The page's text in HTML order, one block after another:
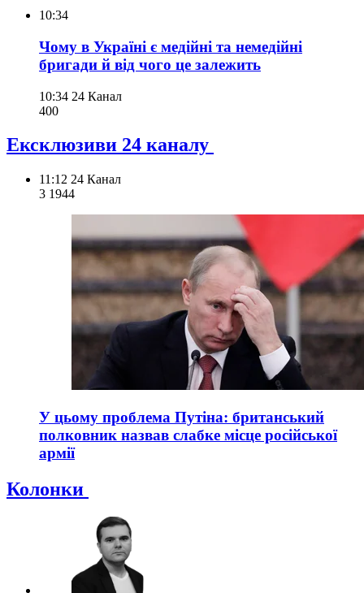
10:34
Чому в Україні є медійні та немедійні
бригади й від чого це залежить
10:34 24 Канал
400
Ексклюзиви 24 каналу
11:12 24 Канал
3 1944
У цьому проблема Путіна: британський
полковник назвав слабке місце російської
армії
Колонки